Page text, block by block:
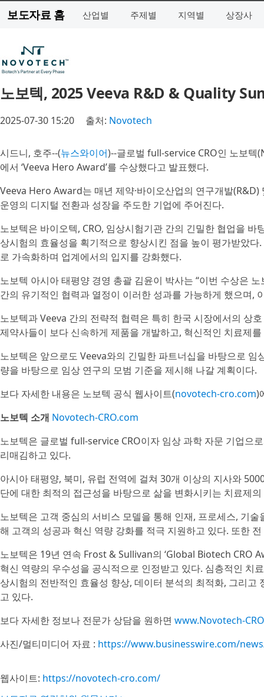
보도자료 홈 산업별 주제별 지역별 상장사
노보텍, 2025 Veeva R&D & Quality
2025-07-30 15:20 출처: Novotech
시드니, 호주--(뉴스와이어)--글로벌 full-service CRO인 노보
에서 ‘Veeva Hero Award’를 수상했다고 발표했다.
Veeva Hero Award는 매년 제약·바이오산업의 연구개발
운영의 디지털 전환과 성장을 주도한 기업에 주어진다.
노보텍은 바이오텍, CRO, 임상시험기관 간의 긴밀한 협업을
상시험의 효율성을 획기적으로 향상시킨 점을 높이 평가받았
로 가속화하며 업계에서의 입지를 강화했다.
노보텍 아시아 태평양 경영 총괄 김윤이 박사는 “이번 수상은
간의 유기적인 협력과 열정이 이러한 성과를 가능하게 했으며,
노보텍과 Veeva 간의 전략적 협력은 특히 한국 시장에서의 상
제약사들이 보다 신속하게 제품을 개발하고, 혁신적인 치료제
노보텍은 앞으로도 Veeva와의 긴밀한 파트너십을 바탕으로
량을 바탕으로 임상 연구의 모범 기준을 제시해 나갈 계획이다.
보다 자세한 내용은 노보텍 공식 웹사이트(novotech-cro.com)
노보텍 소개 Novotech-CRO.com
노보텍은 글로벌 full-service CRO이자 임상 과학 자문 기업으
리매김하고 있다.
아시아 태평양, 북미, 유럽 전역에 걸쳐 30개 이상의 지사와
단에 대한 최적의 접근성을 바탕으로 삶을 변화시키는 치료제
노보텍은 고객 중심의 서비스 모델을 통해 인재, 프로세스, 기
해 고객의 성공과 혁신 역량 강화를 적극 지원하고 있다. 또한
노보텍은 19년 연속 Frost & Sullivan의 ‘Global Biotech CRO
혁신 역량의 우수성을 공식적으로 인정받고 있다. 심층적인 치
상시험의 전반적인 효율성 향상, 데이터 분석의 최적화, 그리
고 있다.
보다 자세한 정보나 전문가 상담을 원하면 www.Novotech-
사진/멀티미디어 자료 : https://www.businesswire.com/
웹사이트: https://novotech-cro.com/